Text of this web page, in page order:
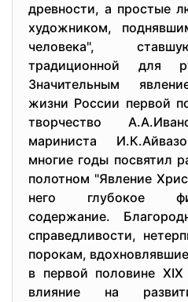
древности, а простые
художником,
человека",
традиционной для
Значительным
жизни России первой
творчество
мариниста
многие годы посвятил
полотном "Явление
него глубокое
содержание.
справедливости,
порокам,
в первой половине
влияние на